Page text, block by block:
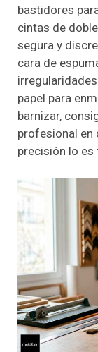
bastidores
cintas de
segura y
cara de
papel para
barnizar,
profesional en
precisión lo es